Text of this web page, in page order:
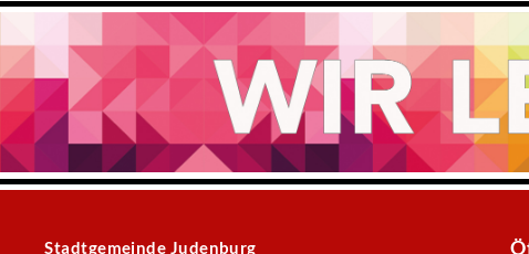
Stadtgemeinde Judenburg